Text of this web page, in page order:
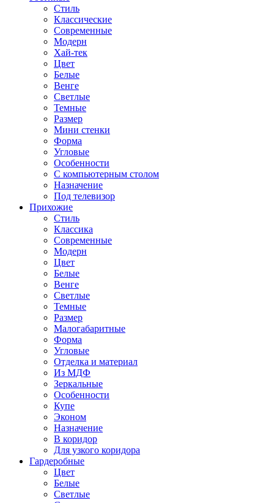
Стиль
Классические
Современные
Модерн
Хай-тек
Цвет
Белые
Венге
Светлые
Темные
Размер
Мини стенки
Форма
Угловые
Особенности
С компьютерным столом
Назначение
Под телевизор
Прихожие
Стиль
Классика
Современные
Модерн
Цвет
Белые
Венге
Светлые
Темные
Размер
Малогабаритные
Форма
Угловые
Отделка и материал
Из МДФ
Зеркальные
Особенности
Купе
Эконом
Назначение
В коридор
Для узкого коридора
Гардеробные
Цвет
Белые
Светлые